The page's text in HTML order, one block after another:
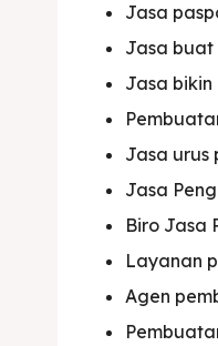
Jasa
Jasa buat
Jasa bikin
Jasa urus
Jasa
Biro Jasa
Layanan
Agen